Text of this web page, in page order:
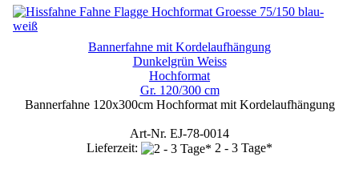
Bannerfahne mit Kordelaufhängung
Dunkelgrün Weiss
Hochformat
Gr. 120/300 cm
Bannerfahne 120x300cm Hochformat mit Kordelaufhängung
Art-Nr. EJ-78-0014
Lieferzeit:
2 - 3 Tage*